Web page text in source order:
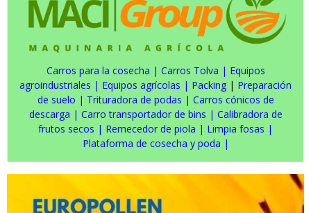
Carros para la cosecha | Carros Tolva | Equipos
agroindustriales | Equipos agrícolas | Packing | Preparación
de suelo | Trituradora de podas | Carros cónicos de
descarga | Carro transportador de bins | Calibradora de
frutos secos | Remecedor de piola | Limpia fosas |
Plataforma de cosecha y poda |